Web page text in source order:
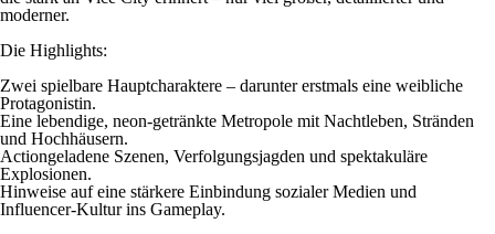
moderner.
Die Highlights:
Zwei spielbare Hauptcharaktere – darunter erstmals eine weibliche
Protagonistin.
Eine lebendige, neon-getränkte Metropole mit Nachtleben, Stränden
und Hochhäusern.
Actiongeladene Szenen, Verfolgungsjagden und spektakuläre
Explosionen.
Hinweise auf eine stärkere Einbindung sozialer Medien und
Influencer-Kultur ins Gameplay.